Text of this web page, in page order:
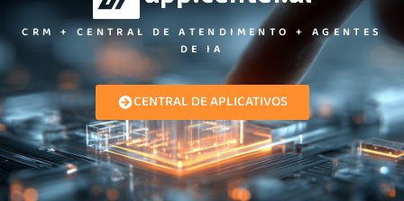
CRM + CENTRAL DE ATENDIMENTO + AGENTES
DE IA​
CENTRAL DE APLICATIVOS